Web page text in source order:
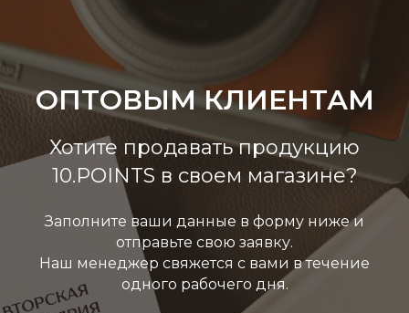
ОПТОВЫМ КЛИЕНТАМ
Хотите продавать продукцию
10.POINTS в своем магазине?
Заполните ваши данные в форму ниже и
отправьте свою заявку.
Наш менеджер свяжется с вами в течение
одного рабочего дня.